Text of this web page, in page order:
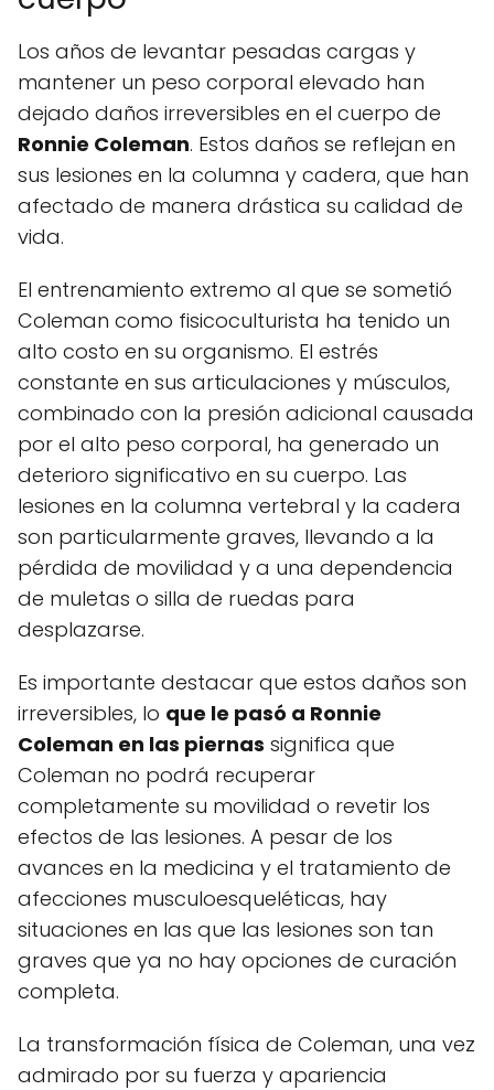
Los años de levantar pesadas cargas y
mantener un peso corporal elevado han
dejado daños irreversibles en el cuerpo de
Ronnie Coleman. Estos daños se reflejan en
sus lesiones en la columna y cadera, que han
afectado de manera drástica su calidad de
vida.
El entrenamiento extremo al que se sometió
Coleman como fisicoculturista ha tenido un
alto costo en su organismo. El estrés
constante en sus articulaciones y músculos,
combinado con la presión adicional causada
por el alto peso corporal, ha generado un
deterioro significativo en su cuerpo. Las
lesiones en la columna vertebral y la cadera
son particularmente graves, llevando a la
pérdida de movilidad y a una dependencia
de muletas o silla de ruedas para
desplazarse.
Es importante destacar que estos daños son
irreversibles, lo que le pasó a Ronnie
Coleman en las piernas significa que
Coleman no podrá recuperar
completamente su movilidad o revetir los
efectos de las lesiones. A pesar de los
avances en la medicina y el tratamiento de
afecciones musculoesqueléticas, hay
situaciones en las que las lesiones son tan
graves que ya no hay opciones de curación
completa.
La transformación física de Coleman, una vez
admirado por su fuerza y apariencia